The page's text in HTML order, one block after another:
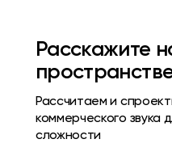
Расскажите
Рассчитаем и
коммерческого звука
сложности